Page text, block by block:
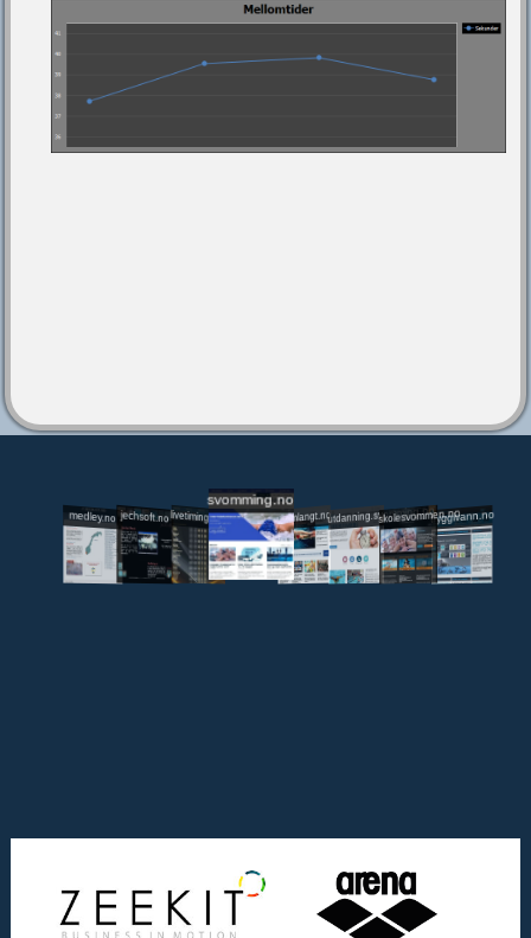
medley.no jechsoft.nolivetiming.medley.no
svomming.no
svomlangt.noutdanning.svomming.no
skolesvommen.notryggivann.no